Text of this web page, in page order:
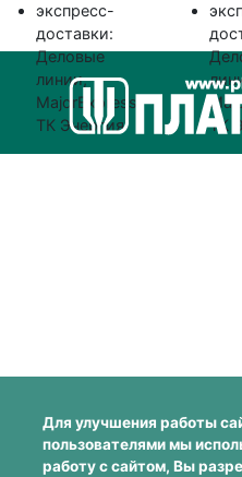
экспресс-
доставки:
Деловые
линии,
MajorExpress,
ТК Энергия
ТК
Для улучшения работы
пользователями мы
работу с сайтом, Вы